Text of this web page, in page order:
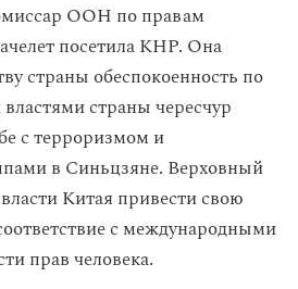
ООН по правам
посетила КНР. Она
страны обеспокоенность по
страны чересчур
с терроризмом и
в Синьцзяне. Верховный
Китая привести свою
с международными
прав человека.